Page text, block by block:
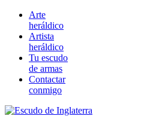
Arte
heráldico
Artista
heráldico
Tu escudo
de armas
Contactar
conmigo